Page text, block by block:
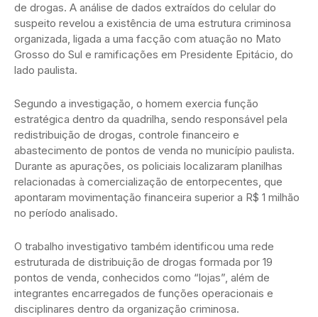
de drogas. A análise de dados extraídos do celular do
suspeito revelou a existência de uma estrutura criminosa
organizada, ligada a uma facção com atuação no Mato
Grosso do Sul e ramificações em Presidente Epitácio, do
lado paulista.
Segundo a investigação, o homem exercia função
estratégica dentro da quadrilha, sendo responsável pela
redistribuição de drogas, controle financeiro e
abastecimento de pontos de venda no município paulista.
Durante as apurações, os policiais localizaram planilhas
relacionadas à comercialização de entorpecentes, que
apontaram movimentação financeira superior a R$ 1 milhão
no período analisado.
O trabalho investigativo também identificou uma rede
estruturada de distribuição de drogas formada por 19
pontos de venda, conhecidos como “lojas”, além de
integrantes encarregados de funções operacionais e
disciplinares dentro da organização criminosa.